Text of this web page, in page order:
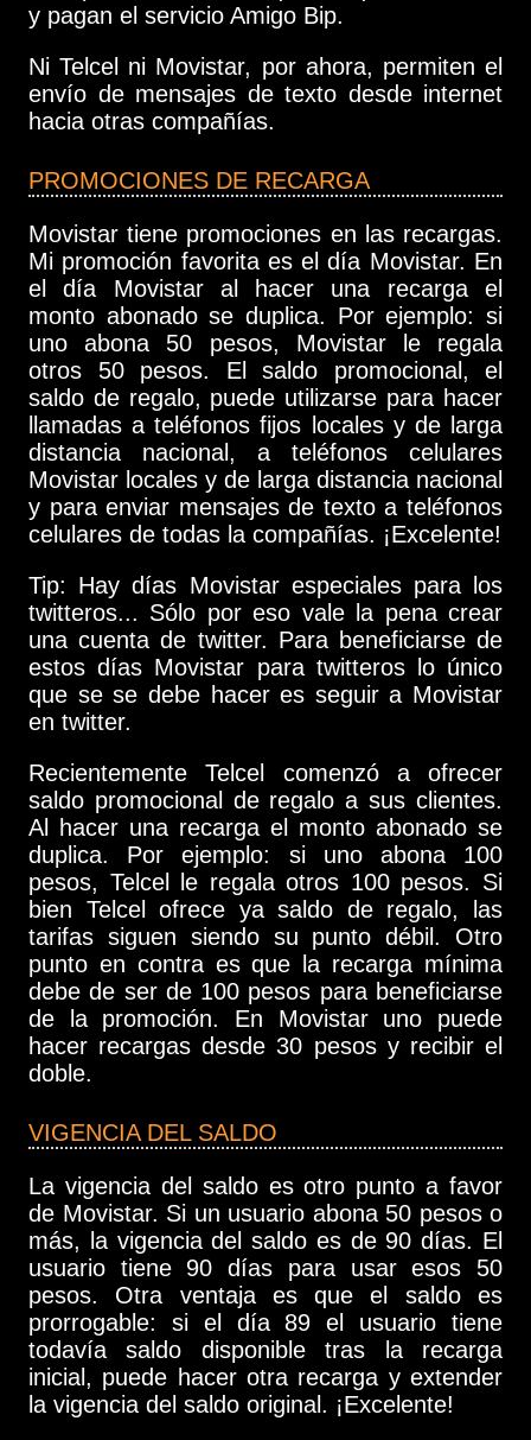
y pagan el servicio Amigo Bip.
Ni Telcel ni Movistar, por ahora, permiten el
envío de mensajes de texto desde internet
hacia otras compañías.
PROMOCIONES DE RECARGA
Movistar tiene promociones en las recargas.
Mi promoción favorita es el día Movistar. En
el día Movistar al hacer una recarga el
monto abonado se duplica. Por ejemplo: si
uno abona 50 pesos, Movistar le regala
otros 50 pesos. El saldo promocional, el
saldo de regalo, puede utilizarse para hacer
llamadas a teléfonos fijos locales y de larga
distancia nacional, a teléfonos celulares
Movistar locales y de larga distancia nacional
y para enviar mensajes de texto a teléfonos
celulares de todas la compañías. ¡Excelente!
Tip: Hay días Movistar especiales para los
twitteros... Sólo por eso vale la pena crear
una cuenta de twitter. Para beneficiarse de
estos días Movistar para twitteros lo único
que se se debe hacer es seguir a Movistar
en twitter.
Recientemente Telcel comenzó a ofrecer
saldo promocional de regalo a sus clientes.
Al hacer una recarga el monto abonado se
duplica. Por ejemplo: si uno abona 100
pesos, Telcel le regala otros 100 pesos. Si
bien Telcel ofrece ya saldo de regalo, las
tarifas siguen siendo su punto débil. Otro
punto en contra es que la recarga mínima
debe de ser de 100 pesos para beneficiarse
de la promoción. En Movistar uno puede
hacer recargas desde 30 pesos y recibir el
doble.
VIGENCIA DEL SALDO
La vigencia del saldo es otro punto a favor
de Movistar. Si un usuario abona 50 pesos o
más, la vigencia del saldo es de 90 días. El
usuario tiene 90 días para usar esos 50
pesos. Otra ventaja es que el saldo es
prorrogable: si el día 89 el usuario tiene
todavía saldo disponible tras la recarga
inicial, puede hacer otra recarga y extender
la vigencia del saldo original. ¡Excelente!